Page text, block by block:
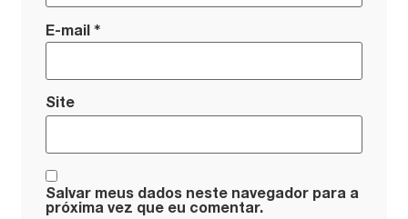
E-mail*
Site
Salvar meus dados neste navegador para a
próxima vez que eu comentar.